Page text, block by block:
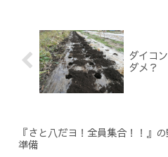
ダイコ
ダメ？
『さと八だヨ！全員集合！！』
準備